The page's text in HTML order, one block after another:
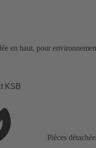
en haut, pour
KSB
Pièces